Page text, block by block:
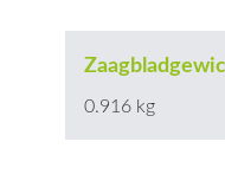
0.916 kg